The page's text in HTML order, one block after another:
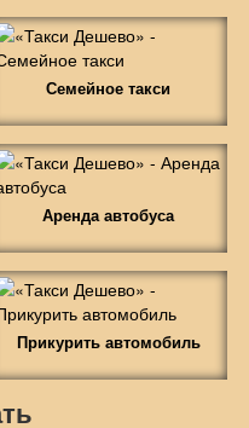
Семейное такси
Аренда автобуса
Прикурить автомобиль